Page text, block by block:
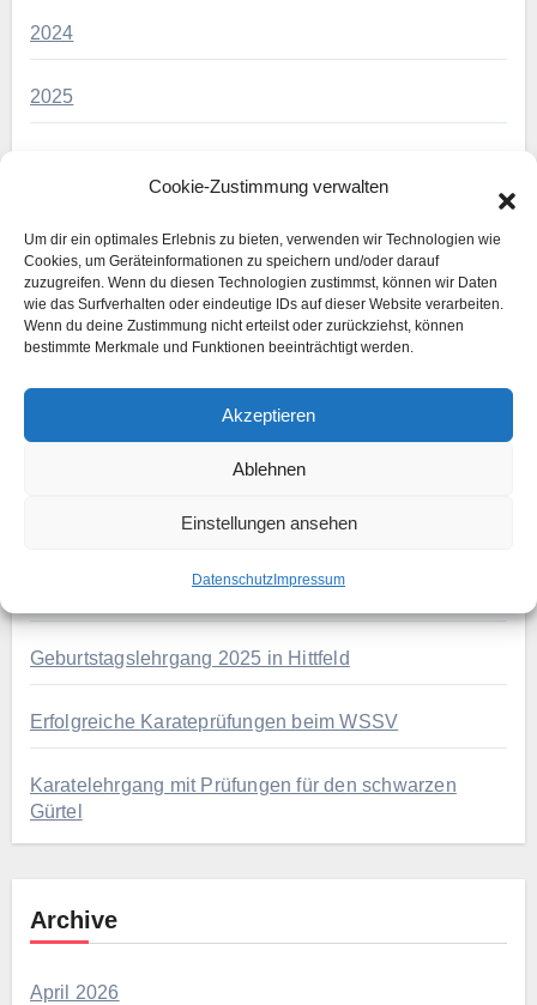
Cookie-Zustimmung verwalten
Um dir ein optimales Erlebnis zu bieten, verwenden wir Technologien wie
Cookies, um Geräteinformationen zu speichern und/oder darauf
zuzugreifen. Wenn du diesen Technologien zustimmst, können wir Daten
wie das Surfverhalten oder eindeutige IDs auf dieser Website verarbeiten.
Wenn du deine Zustimmung nicht erteilst oder zurückziehst, können
bestimmte Merkmale und Funktionen beeinträchtigt werden.
Akzeptieren
Ablehnen
Einstellungen ansehen
Datenschutz Impressum
2024
2025
Lehrgänge
Prüfungen
Erfolgreiche Karateprüfungen beim WSSV
Geburtstagslehrgang 2025 in Hittfeld
Erfolgreiche Karateprüfungen beim WSSV
Karatelehrgang mit Prüfungen für den schwarzen
Gürtel
Archive
April 2026